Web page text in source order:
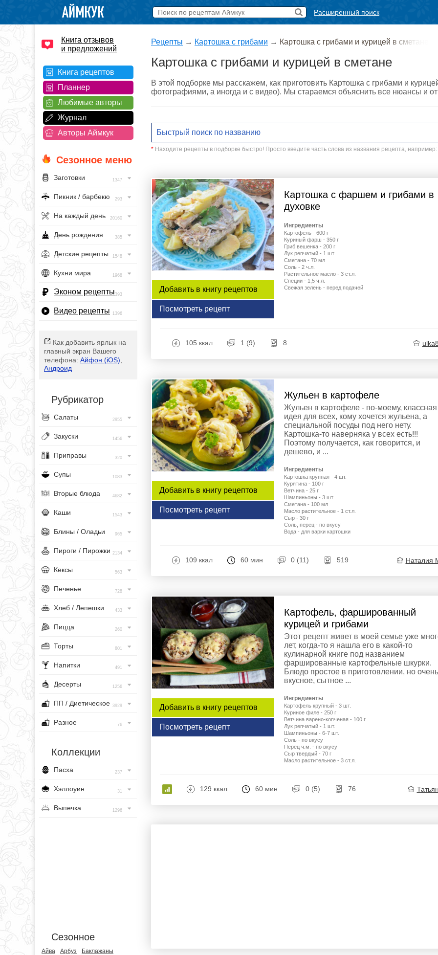
Расширенный поиск
Книга отзывов
и предложений
Книга рецептов
Планнер
Любимые авторы
Журнал
Авторы Аймкук
Сезонное меню
Заготовки 1347
Пикник / барбекю 293
На каждый день 20160
День рождения 385
Детские рецепты 1548
Кухни мира 1968
Эконом рецепты393
Видео рецепты 1396
Как добавить ярлык на
главный экран Вашего
телефона: Айфон (iOS)
Андроид
Рубрикатор
Салаты 2955
Закуски 1456
Приправы 320
Супы 1083
Вторые блюда 4682
Каши 1543
Блины / Оладьи 965
Пироги / Пирожки 2134
Кексы 563
Печенье 728
Хлеб / Лепешки 433
Пицца 260
Торты 801
Напитки 491
Десерты 1256
ПП / Диетическое 3929
Разное 76
Коллекции
Пасха 237
Хэллоуин 31
Выпечка 1296
Сезонное
Айва Арбуз
Баклажаны
Рецепты → Картошка с грибами → Картошка с грибами и курицей в сметане
Картошка с грибами и курицей в сметане
В этой подборке мы расскажем, как приготовить Картошка с грибами и
фотографиями, а иногда и с видео). Мы стараемся объяснить все нюансы и
* Находите рецепты в подборке быстро! Просто введите часть слова из названия рецепта, например:
Добавить в книгу рецептов
Посмотреть рецепт
Картошка с фаршем и грибами в
духовке
Ингредиенты
Картофель - 600 г
Куриный фарш - 350 г
Гриб вешенка - 200 г
Лук репчатый - 1 шт.
Сметана - 70 мл
Соль - 2 ч.л.
Растительное масло - 3 ст.л.
Специи - 1,5 ч.л.
Свежая зелень - перед подачей
105 ккал 1 (9) 8
Добавить в книгу рецептов
Посмотреть рецепт
Жульен в картофеле
Жульен в картофеле - по-моему, классная
идея для всех, кому хочется жульена, а
специальной посуды под него нету.
Картошка-то наверняка у всех есть!!!
Поэтому получается, как говорится, и
дешево, и ...
Ингредиенты
Картошка крупная - 4 шт.
Курятина - 100 г
Ветчина - 25 г
Шампиньоны - 3 шт.
Сметана - 100 мл
Масло растительное - 1 ст.л.
Сыр - 30 г
Соль, перец - по вкусу
Вода - для варки картошки
109 ккал 60 мин 0 (11) 519 Наталия
Добавить в книгу рецептов
Посмотреть рецепт
Картофель, фаршированный
курицей и грибами
Этот рецепт живет в моей семье уже
лет, когда-то я нашла его в какой-то
кулинарной книге под названием
фаршированные картофельные шкурки.
Блюдо простое в приготовлении, но очень
вкусное, сытное ...
Ингредиенты
Картофель крупный - 3 шт.
Куриное филе - 250 г
Ветчина варено-копченая - 100 г
Лук репчатый - 1 шт.
Шампиньоны - 6-7 шт.
Соль - по вкусу
Перец ч.м. - по вкусу
Сыр твердый - 70 г
Масло растительное - 3 ст.л.
129 ккал 60 мин 0 (5) 76